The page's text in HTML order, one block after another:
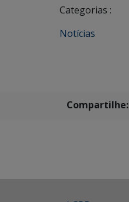
Categorias :
Notícias
Compartilhe: